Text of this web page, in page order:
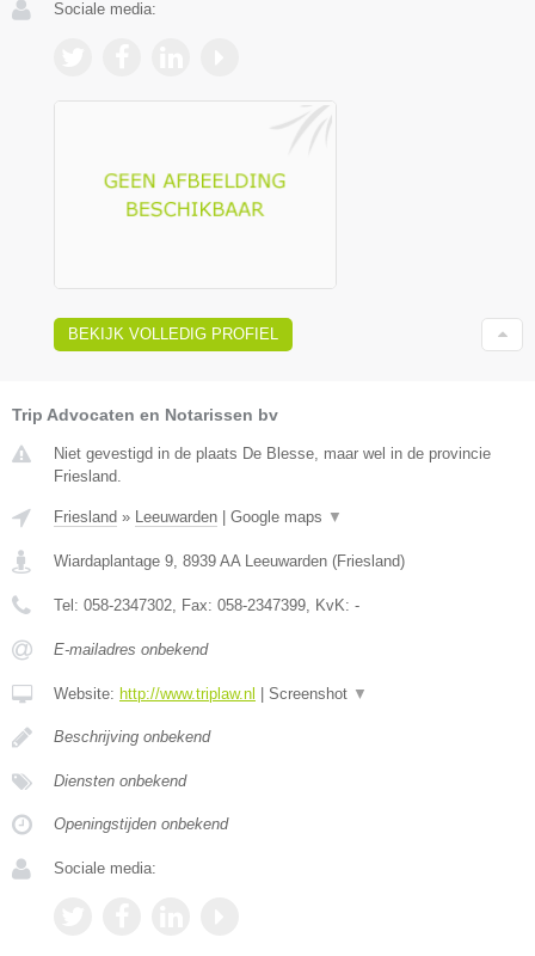
Sociale media:
BEKIJK VOLLEDIG PROFIEL
Trip Advocaten en Notarissen bv
Niet gevestigd in de plaats De Blesse, maar wel in de provincie
Friesland.
Friesland » Leeuwarden Google maps ▼
Wiardaplantage 9, 8939 AA Leeuwarden (Friesland)
Tel: 058-2347302, Fax: 058-2347399, KvK: -
E-mailadres onbekend
Website: http://www.triplaw.nl Screenshot ▼
Beschrijving onbekend
Diensten onbekend
Openingstijden onbekend
Sociale media: